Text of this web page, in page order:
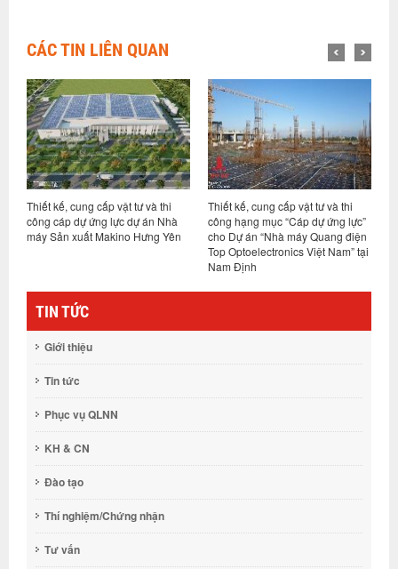
CÁC TIN LIÊN QUAN
Thiết kế, cung cấp vật tư và thi
công cáp dự ứng lực dự án Nhà
máy Sản xuất Makino Hưng Yên
Thiết kế, cung cấp vật tư và thi
công hạng mục “Cáp dự ứng lực”
cho Dự án “Nhà máy Quang điện
Top Optoelectronics Việt Nam” tại
Nam Định
TIN TỨC
Giới thiệu
Tin tức
Phục vụ QLNN
KH & CN
Đào tạo
Thí nghiệm/Chứng nhận
Tư vấn